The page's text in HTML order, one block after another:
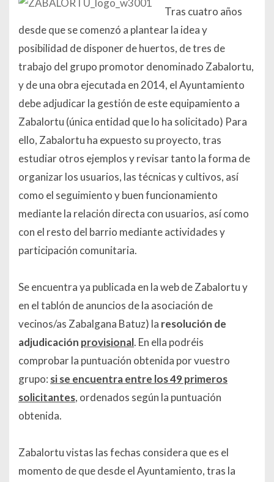
Tras cuatro años
desde que se comenzó a plantear la idea y
posibilidad de disponer de huertos, de tres de
trabajo del grupo promotor denominado Zabalortu,
y de una obra ejecutada en 2014, el Ayuntamiento
debe adjudicar la gestión de este equipamiento a
Zabalortu (única entidad que lo ha solicitado) Para
ello, Zabalortu ha expuesto su proyecto, tras
estudiar otros ejemplos y revisar tanto la forma de
organizar los usuarios, las técnicas y cultivos, así
como el seguimiento y buen funcionamiento
mediante la relación directa con usuarios, así como
con el resto del barrio mediante actividades y
participación comunitaria.
Se encuentra ya publicada en la web de Zabalortu y
en el tablón de anuncios de la asociación de
vecinos/as Zabalgana Batuz) la resolución de
adjudicación provisional. En ella podréis
comprobar la puntuación obtenida por vuestro
grupo: si se encuentra entre los 49 primeros
solicitantes, ordenados según la puntuación
obtenida.
Zabalortu vistas las fechas considera que es el
momento de que desde el Ayuntamiento, tras la